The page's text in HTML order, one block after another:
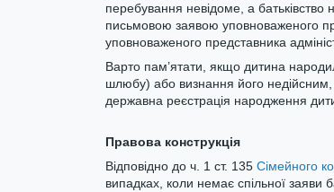
перебування невідоме, а
письмовою заявою уповноваженого
уповноваженого представника
Варто пам’ятати, якщо дитина
шлюбу) або визнання його
державна реєстрація народження
Правова конструкція
Відповідно до ч. 1 ст. 135 Сімейного
випадках, коли немає спільної заяви